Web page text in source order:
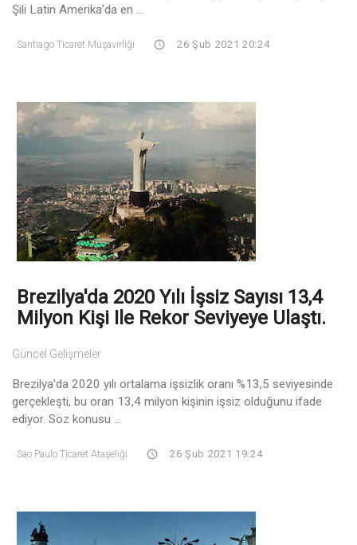
Şili Latin Amerika’da en ...
Santiago Ticaret Müşavirliği 26 Şub 2021 20:24
Brezilya'da 2020 Yılı İşsiz Sayısı 13,4
Milyon Kişi Ile Rekor Seviyeye Ulaştı.
Güncel Gelişmeler
Brezilya'da 2020 yılı ortalama işsizlik oranı %13,5 seviyesinde
gerçekleşti, bu oran 13,4 milyon kişinin işsiz olduğunu ifade
ediyor. Söz konusu ...
Sao Paulo Ticaret Ataşeliği 26 Şub 2021 19:24